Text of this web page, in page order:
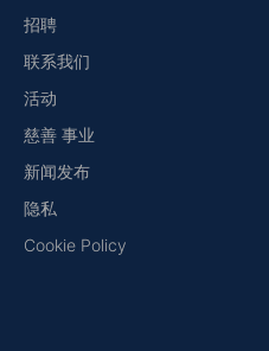
招聘
联系我们
活动
慈善 事业
新闻发布
隐私
Cookie Policy